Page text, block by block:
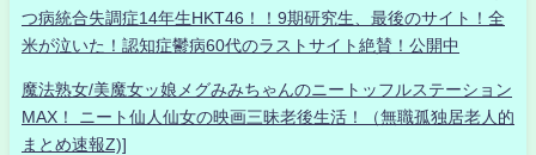
つ病統合失調症14年生HKT46！！9期研究生、最後のサイト！全
米が泣いた！認知症鬱病60代のラストサイト絶賛！公開中
魔法熟女/美魔女ッ娘メグみみちゃんのニートッフルステーション
MAX！ ニート仙人仙女の映画三昧老後生活！（無職孤独居老人的
まとめ速報Z)]